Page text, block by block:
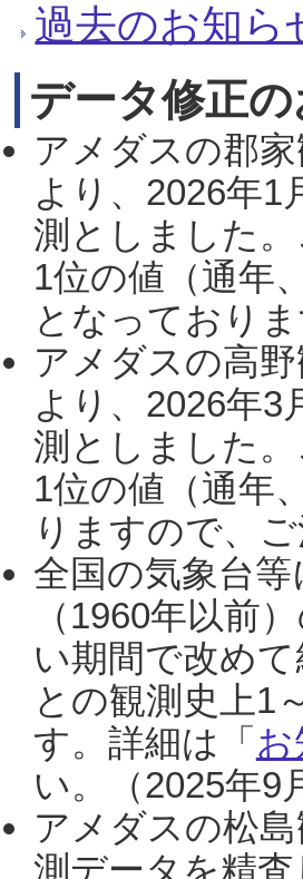
過去のお知ら
データ修正
アメダスの郡
より、2026年1
測としました
1位の値（通年
となっており
アメダスの高
より、2026年3
測としました
1位の値（通年
りますので、
全国の気象台
（1960年以前
い期間で改め
との観測史上1
す。詳細は「
い。（2025年9
アメダスの松
測データを精